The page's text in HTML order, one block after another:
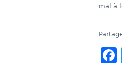
mal à